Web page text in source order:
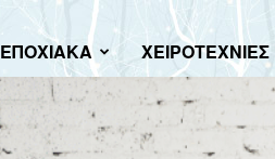
ΕΠΟΧΙΑΚΑ ΧΕΙΡΟΤΕΧΝΙΕΣ